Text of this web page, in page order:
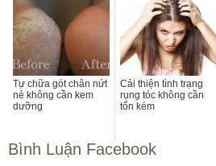
Tự chữa gót chân nứt
nẻ không cần kem
dưỡng
Cải thiện tình trạng
rụng tóc không cần
tốn kém
Bình Luận Facebook